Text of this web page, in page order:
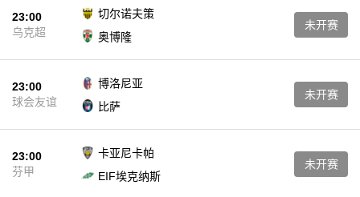
23:00
乌克超
切尔诺夫策
奥博隆
未开赛
23:00
球会友谊
博洛尼亚
比萨
未开赛
23:00
芬甲
卡亚尼卡帕
EIF埃克纳斯
未开赛